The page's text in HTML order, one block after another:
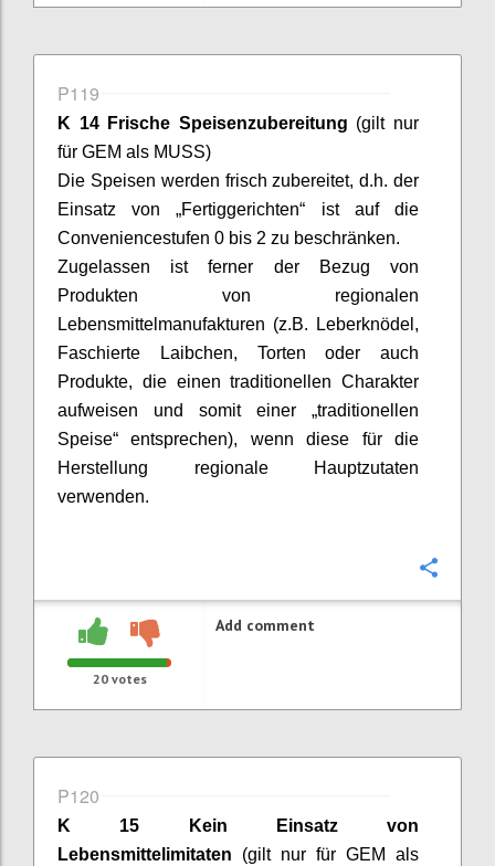
P119
K 14 Frische Speisenzubereitung (gilt nur
für GEM als MUSS)
Die Speisen werden frisch zubereitet, d.h. der
Einsatz von „Fertiggerichten“ ist auf die
Conveniencestufen 0 bis 2 zu beschränken.
Zugelassen ist ferner der Bezug von
Produkten von regionalen
Lebensmittelmanufakturen (z.B. Leberknödel,
Faschierte Laibchen, Torten oder auch
Produkte, die einen traditionellen Charakter
aufweisen und somit einer „traditionellen
Speise“ entsprechen), wenn diese für die
Herstellung regionale Hauptzutaten
verwenden.
20votes
Add comment
P120
K 15 Kein Einsatz von
Lebensmittelimitaten (gilt nur für GEM als